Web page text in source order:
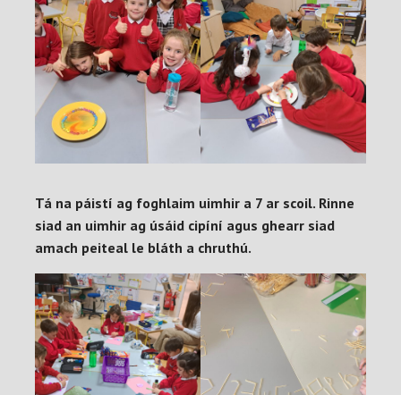
Tá na páistí ag foghlaim uimhir a 7 ar scoil. Rinne
siad an uimhir ag úsáid cipíní agus ghearr siad
amach peiteal le bláth a chruthú.